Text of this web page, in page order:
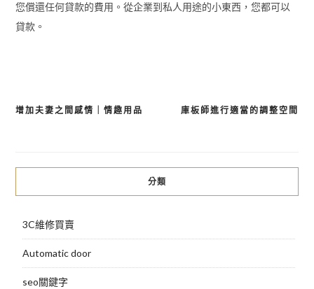
您償還任何貸款的費用。從企業到私人用途的小東西，您都可以
貸款。
文
庫板師進行適當的調整空間
增加夫妻之間感情｜情趣用品
分類
3C維修買賣
Automatic door
seo關鍵字